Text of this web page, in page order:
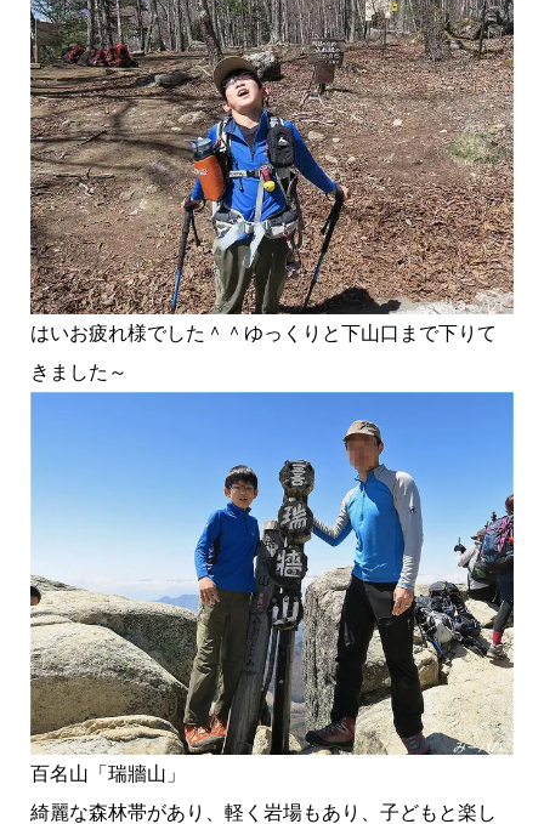
はいお疲れ様でした＾＾ゆっくりと下山口まで下りて
きました～
百名山「瑞牆山」
綺麗な森林帯があり、軽く岩場もあり、子どもと楽し